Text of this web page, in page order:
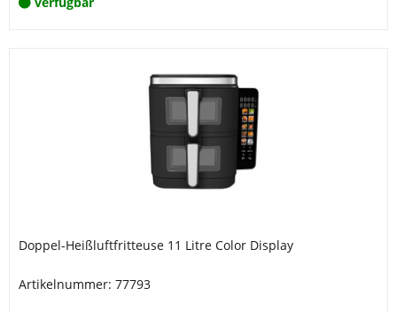
Doppel-Heißluftfritteuse 11 Litre Color Display
Artikelnummer: 77793